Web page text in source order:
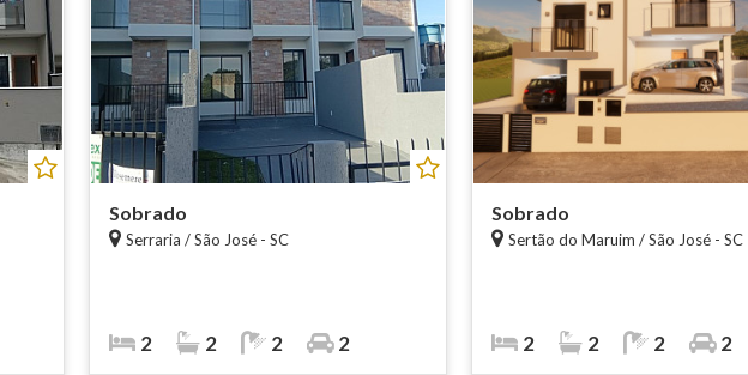
Sobrado
Serraria / São José - SC
2 2 2 2
Sobrado
Sertão do Maruim / São José - SC
2 2 2 2